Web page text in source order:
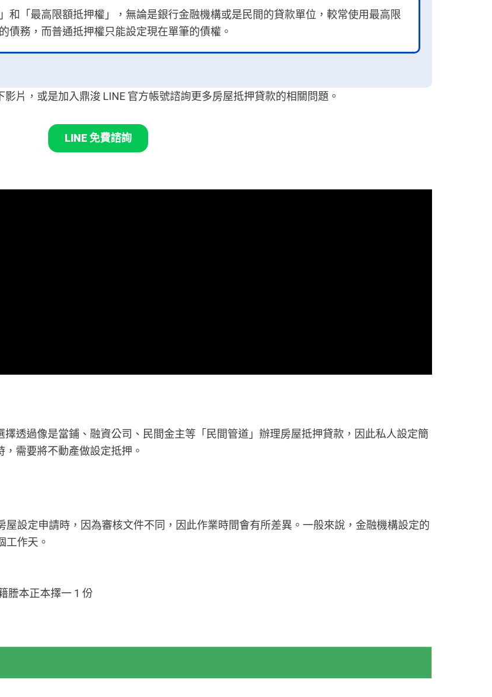
和「最高限額抵押權」，無論是銀行金融機構或是民間的貸款單位，較常使用最高限
債務，而普通抵押權只能設定現在單筆的債權。
影片，或是加入鼎浚 LINE 官方帳號諮詢更多房屋抵押貸款的相關問題。
LINE 免費諮詢
透過像是當鋪、融資公司、民間金主等「民間管道」辦理房屋抵押貸款，因此私人設定簡
，需要將不動產做設定抵押。
設定申請時，因為審核文件不同，因此作業時間會有所差異。一般來說，金融機構設定的
工作天。
謄本正本擇一 1 份